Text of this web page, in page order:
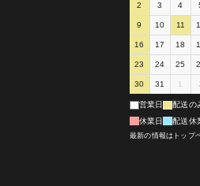
2 3 4
9 10 11
16 17 18
23 24 25
30 31 1
営業日
配送の
休業日
配送休
最新の情報はトップ